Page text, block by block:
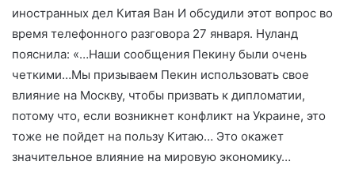
иностранных дел Китая Ван И обсудили этот вопрос во
время телефонного разговора 27 января. Нуланд
пояснила: «…Наши сообщения Пекину были очень
четкими…Мы призываем Пекин использовать свое
влияние на Москву, чтобы призвать к дипломатии,
потому что, если возникнет конфликт на Украине, это
тоже не пойдет на пользу Китаю… Это окажет
значительное влияние на мировую экономику…